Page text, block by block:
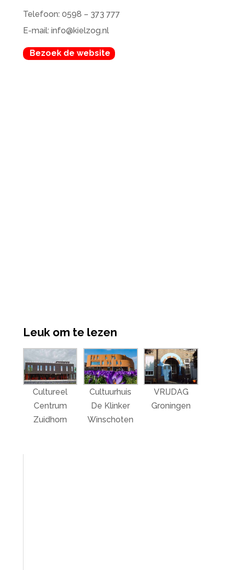
Telefoon: 0598 – 373 777
E-mail: info@kielzog.nl
Bezoek de website
Leuk om te lezen
Cultureel
Centrum
Zuidhorn
Cultuurhuis
De Klinker
Winschoten
VRIJDAG
Groningen